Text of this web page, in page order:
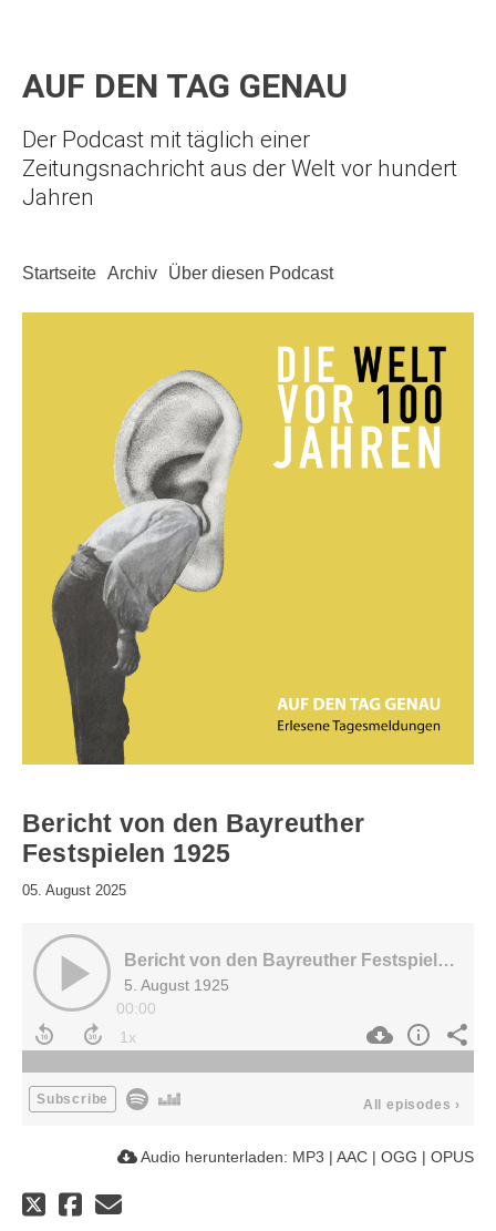
AUF DEN TAG GENAU
Der Podcast mit täglich einer
Zeitungsnachricht aus der Welt vor hundert
Jahren
Startseite Archiv Über diesen Podcast
Bericht von den Bayreuther
Festspielen 1925
05. August 2025
Bericht von den Bayreuther Festspielen 1925
5. August 1925
00:00
Subscribe All episodes ›
Audio herunterladen: MP3 | AAC | OGG | OPUS